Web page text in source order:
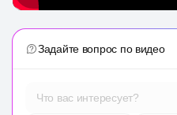
Задайте вопрос по видео
Что вас интересует?